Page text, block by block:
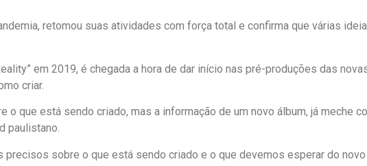
retomou suas atividades com força total e confirma que várias
em 2019, é chegada a hora de dar início nas pré-produções das
criar.
que está sendo criado, mas a informação de um novo álbum, já meche
paulistano.
sobre o que está sendo criado e o que devemos esperar do